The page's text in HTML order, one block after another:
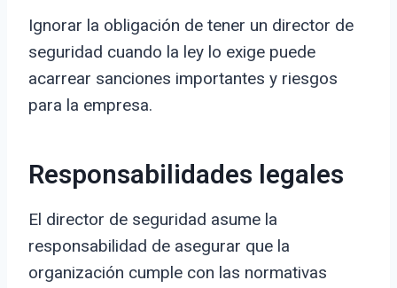
Ignorar la obligación de tener un director de
seguridad cuando la ley lo exige puede
acarrear sanciones importantes y riesgos
para la empresa.
Responsabilidades legales
El director de seguridad asume la
responsabilidad de asegurar que la
organización cumple con las normativas